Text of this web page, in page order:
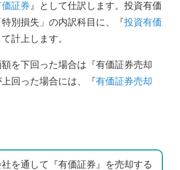
証券』として仕訳します。投資有価
別損失」の内訳科目に、『 投資有価
計上します。
を下回った場合は『有価証券売却
回った場合には、『 有価証券売却
社を通して『有価証券』を売却する